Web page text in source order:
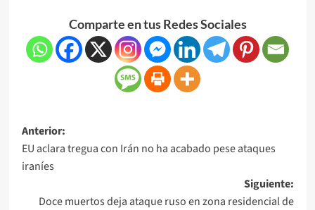
Comparte en tus Redes Sociales
Anterior:
EU aclara tregua con Irán no ha acabado pese ataques
iraníes
Siguiente:
Doce muertos deja ataque ruso en zona residencial de